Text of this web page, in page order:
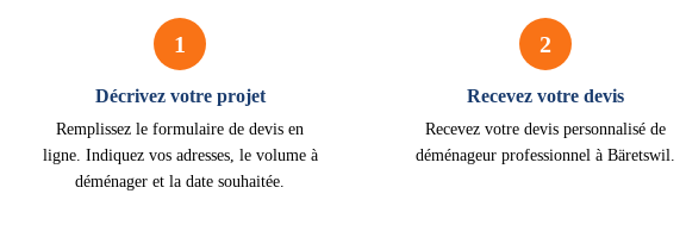
1
Décrivez votre projet
Remplissez le formulaire de devis en
ligne. Indiquez vos adresses, le volume à
déménager et la date souhaitée.
2
Recevez votre devis
Recevez votre devis personnalisé de
déménageur professionnel à Bäretswil.